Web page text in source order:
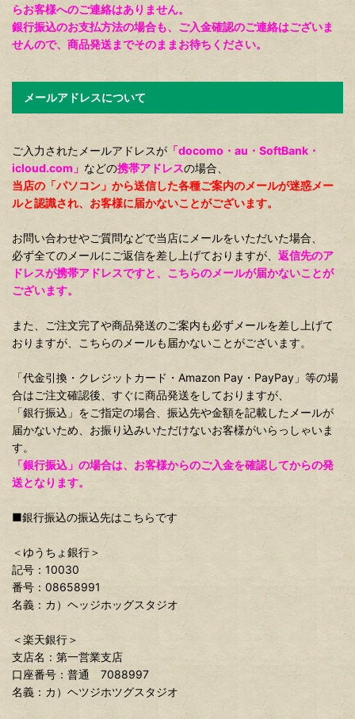
らお客様へのご連絡はありません。
銀行振込のお支払方法の場合も、ご入金確認のご連絡はございま
せんので、商品発送までそのままお待ちください。
メールアドレスについて
ご入力されたメールアドレスが 「docomo・au・SoftBank・
icloud.com」 などの携帯アドレスの場合、
当店の「パソコン」から送信した各種ご案内のメールが迷惑メー
ルと認識され、お客様に届かないことがございます。
お問い合わせやご質問などで当店にメールをいただいた場合、
必ず全てのメールにご返信を差し上げておりますが、 返信先のア
ドレスが携帯アドレスですと、こちらのメールが届かないことが
ございます。
また、ご注文完了や商品発送のご案内も必ずメールを差し上げて
おりますが、こちらのメールも届かないことがございます。
「代金引換・クレジットカード・Amazon Pay・PayPay」等の場
合はご注文確認後、すぐに商品発送をしておりますが、
「銀行振込」をご指定の場合、振込先や金額を記載したメールが
届かないため、お振り込みいただけないお客様がいらっしゃいま
す。
「銀行振込」の場合は、お客様からのご入金を確認してからの発
送となります。
■銀行振込の振込先はこちらです
＜ゆうちょ銀行＞
記号：10030
番号：08658991
名義：カ）ヘッジホッグスタジオ
＜楽天銀行＞
支店名：第一営業支店
口座番号：普通 7088997
名義：カ）ヘツジホツグスタジオ